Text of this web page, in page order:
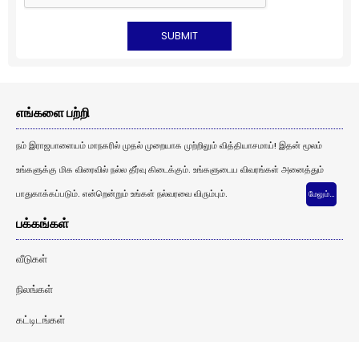
எங்களை பற்றி
நம் இராஜபாளையம் மாநகரில் முதல் முறையாக முற்றிலும் வித்தியாசமாய்! இதன் மூலம்
உங்களுக்கு மிக விரைவில் நல்ல தீர்வு கிடைக்கும். உங்களுடைய விவரங்கள் அனைத்தும்
பாதுகாக்கப்படும். என்றென்றும் உங்கள் நல்வரவை விரும்பும்.
மேலும்…
பக்கங்கள்
வீடுகள்
நிலங்கள்
கட்டிடங்கள்